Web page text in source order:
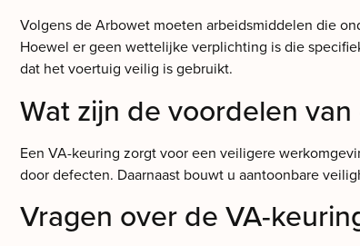
Volgens de Arbowet moeten arbeidsmiddelen die
Hoewel er geen wettelijke verplichting is die
dat het voertuig veilig is gebruikt.
Wat zijn de voordelen
Een VA-keuring zorgt voor een veiligere
door defecten. Daarnaast bouwt u aantoonbare
Vragen over de VA-